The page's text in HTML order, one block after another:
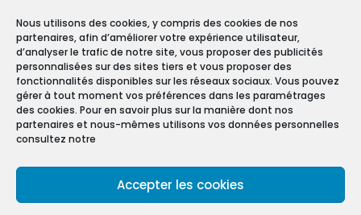
Nous utilisons des cookies, y compris des cookies de nos
partenaires, afin d’améliorer votre expérience utilisateur,
d’analyser le trafic de notre site, vous proposer des publicités
personnalisées sur des sites tiers et vous proposer des
fonctionnalités disponibles sur les réseaux sociaux. Vous pouvez
gérer à tout moment vos préférences dans les paramétrages
des cookies. Pour en savoir plus sur la manière dont nos
partenaires et nous-mêmes utilisons vos données personnelles
consultez notre
Accepter les cookies
Carrez, les diagnostics immobiliers sont devenus
obligatoires pour toute transaction immobilière.
En effet, que vous vendiez ou louiez une maison
ou un appartement, vous devez constituer un
Dossier de Diagnostic Technique (DDT).
Mentions légales
Conditions Générales de Vente